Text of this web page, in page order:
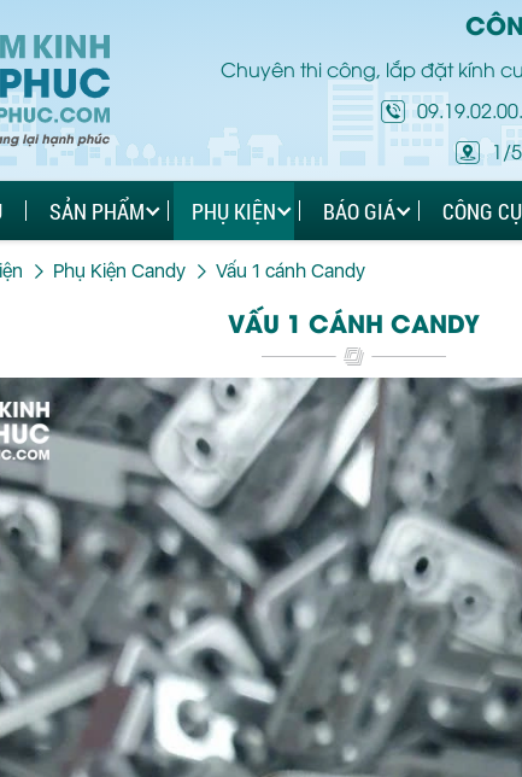
Chuyên thi công, lắp đặt kính
1/
SẢN PHẨM PHỤ KIỆN BÁO GIÁ CÔNG CỤ
Phụ Kiện Candy Vấu 1 cánh Candy
VẤU 1 CÁNH CANDY